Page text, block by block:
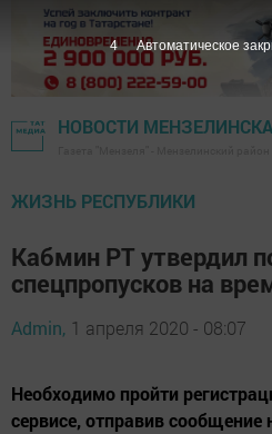
НОВОСТИ МЕНЗЕЛИНСКА
ЖИЗНЬ РЕСПУБЛИКИ
Кабмин РТ утвердил
спецпропусков на
Admin, 1 апреля 2020 - 08:07
Необходимо пройти
сервисе, отправив сообщение
3 Автоматическое